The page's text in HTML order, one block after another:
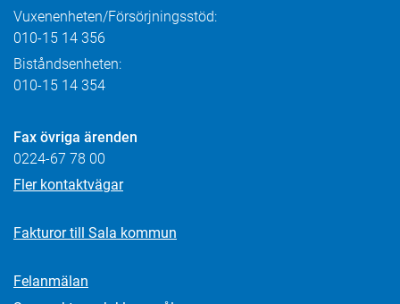
Vuxenenheten/Försörjningsstöd:
010-15 14 356
Biståndsenheten:
010-15 14 354
Fax övriga ärenden
0224-67 78 00
Fler kontaktvägar
Fakturor till Sala kommun
Felanmälan